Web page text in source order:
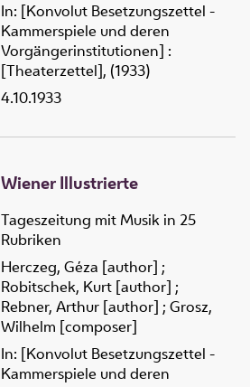
In: [Konvolut Besetzungszettel -
Kammerspiele und deren
Vorgängerinstitutionen] :
[Theaterzettel], (1933)
4.10.1933
Wiener Illustrierte
Tageszeitung mit Musik in 25
Rubriken
Herczeg, Géza [author] ;
Robitschek, Kurt [author] ;
Rebner, Arthur [author] ; Grosz,
Wilhelm [composer]
In: [Konvolut Besetzungszettel -
Kammerspiele und deren